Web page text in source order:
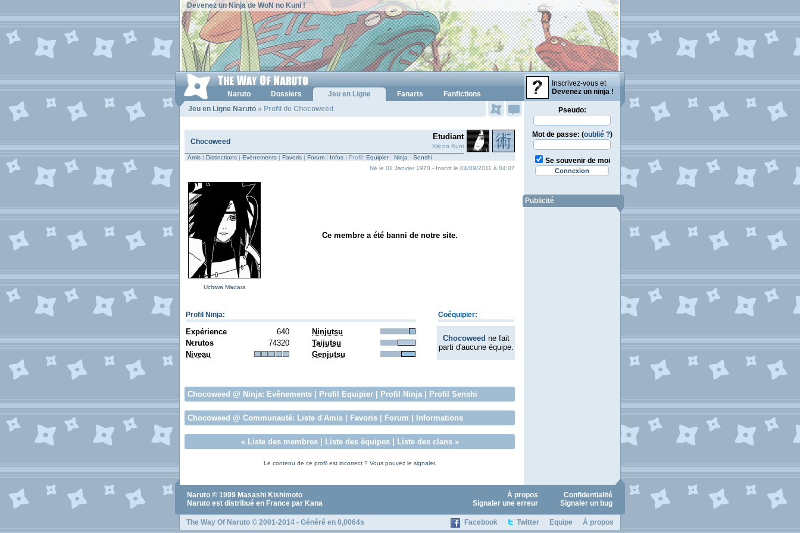
Devenez un Ninja de WoN no Kuni !
Inscrivez-vous et
Devenez un ninja !
Naruto Dossiers Jeu en Ligne Fanarts
Fanfictions
Jeu en Ligne Naruto » Profil de Chocoweed
Chocoweed
Etudiant
Kiri no Kuni
Amis | Distinctions | Evènements | Favoris | Forum | Infos | Profil: Equipier- Ninja - Senshi
Né le 01 Janvier 1970 - Inscrit le 04/09/2011 à 04:07
Uchiwa Madara
Ce membre a été banni de notre site.
Profil Ninja: Coéquipier:
Expérience 640 Ninjutsu
Chocoweed ne fait
parti d'aucune équipe.
N€rutos 74320
Taijutsu
Niveau
Genjutsu
Chocoweed @ Ninja: Evênements Profil Equipier Profil Ninja| Profil Senshi
Chocoweed @ Communauté: Liste d'Amis Favoris Forum Informations
« Liste des membres| Liste des équipes| Liste des clans»
Le contenu de ce profil est incorrect ? Vous pouvez le signaler.
Pseudo:
Mot de passe: (oublié ?)
Se souvenir de moi
Publicité
Naruto © 1999 Masashi Kishimoto
Naruto est distribué en France par Kana
Confidentialité
À propos
Signaler un bug
Signaler une erreur
Facebook Twitter Equipe À propos
The Way Of Naruto © 2001-2014 - Généré en 0,0064s